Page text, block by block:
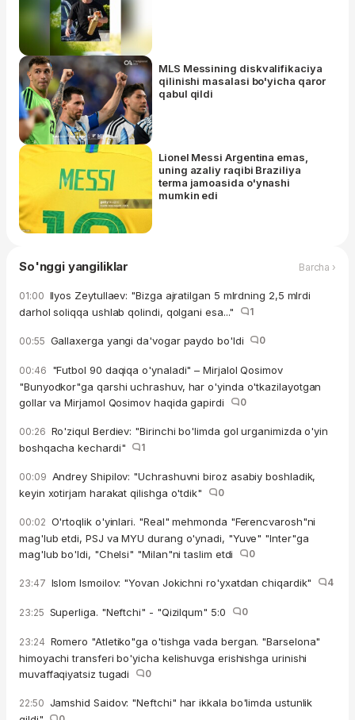
MLS Messining diskvalifikaciya
qilinishi masalasi bo'yicha qaror
qabul qildi
Lionel Messi Argentina emas,
uning azaliy raqibi Braziliya
terma jamoasida o'ynashi
mumkin edi
So'nggi yangiliklar Barcha ›
01:00 Ilyos Zeytullaev: "Bizga ajratilgan 5 mlrdning 2,5 mlrdi
darhol soliqqa ushlab qolindi, qolgani esa..."
1
00:55 Gallaxerga yangi da'vogar paydo bo'ldi 0
00:46 "Futbol 90 daqiqa o'ynaladi" – Mirjalol Qosimov
"Bunyodkor"ga qarshi uchrashuv, har o'yinda o'tkazilayotgan
gollar va Mirjamol Qosimov haqida gapirdi
0
00:26 Ro'ziqul Berdiev: "Birinchi bo'limda gol urganimizda o'yin
boshqacha kechardi"
1
00:09 Andrey Shipilov: "Uchrashuvni biroz asabiy boshladik,
keyin xotirjam harakat qilishga o'tdik"
0
00:02 O'rtoqlik o'yinlari. "Real" mehmonda "Ferencvarosh"ni
mag'lub etdi, PSJ va MYU durang o'ynadi, "Yuve" "Inter"ga
mag'lub bo'ldi, "Chelsi" "Milan"ni taslim etdi
0
23:47 Islom Ismoilov: "Yovan Jokichni ro'yxatdan chiqardik" 4
23:25 Superliga. "Neftchi" - "Qizilqum" 5:0 0
23:24 Romero "Atletiko"ga o'tishga vada bergan. "Barselona"
himoyachi transferi bo'yicha kelishuvga erishishga urinishi
muvaffaqiyatsiz tugadi
0
22:50 Jamshid Saidov: "Neftchi" har ikkala bo'limda ustunlik